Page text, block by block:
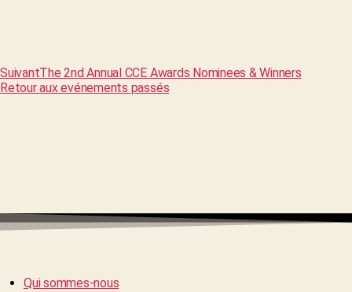
SuivantThe 2nd Annual CCE Awards Nominees & Winners
Retour aux evénements passés
Qui sommes-nous